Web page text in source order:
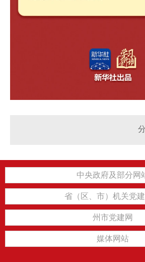
中央政府及部分网
省（区、市）机关党
州市党建网
媒体网站